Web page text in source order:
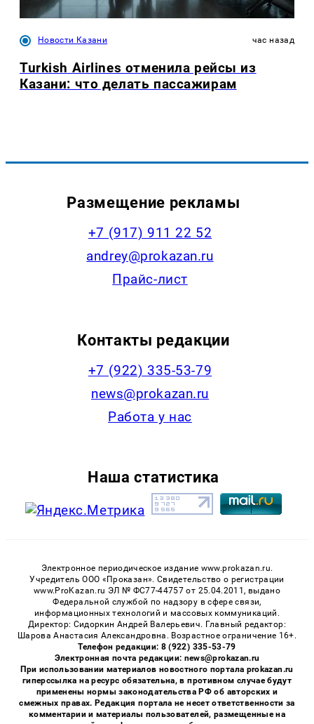
Новости Казани час назад
Turkish Airlines отменила рейсы из
Казани: что делать пассажирам
Размещение рекламы
+7 (917) 911 22 52
andrey@prokazan.ru
Прайс-лист
Контакты редакции
+7 (922) 335-53-79
news@prokazan.ru
Работа у нас
Наша статистика
Электронное периодическое издание www.prokazan.ru.
Учредитель ООО «Проказан». Cвидетельство о регистрации
www.ProKazan.ru ЭЛ № ФС77-44757 от 25.04.2011, выдано
Федеральной службой по надзору в сфере связи,
информационных технологий и массовых коммуникаций.
Директор: Сидоркин Андрей Валерьевич. Главный редактор:
Шарова Анастасия Александровна. Возрастное ограничение 16+.
Телефон редакции: 8 (922) 335-53-79
Электронная почта редакции: news@prokazan.ru
При использовании материалов новостного портала prokazan.ru
гиперссылка на ресурс обязательна, в противном случае будут
применены нормы законодательства РФ об авторских и
смежных правах. Редакция портала не несет ответственности за
комментарии и материалы пользователей, размещенные на